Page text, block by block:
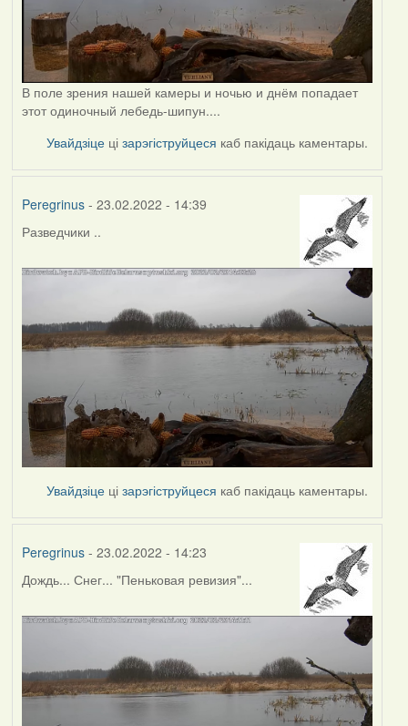
В поле зрения нашей камеры и ночью и днём попадает
этот одиночный лебедь-шипун....
Увайдзіце цізарэгіструйцеся каб пакідаць каментары.
Peregrinus- 23.02.2022 - 14:39
Разведчики ..
Увайдзіце цізарэгіструйцеся каб пакідаць каментары.
Peregrinus- 23.02.2022 - 14:23
Дождь... Снег... "Пеньковая ревизия"...